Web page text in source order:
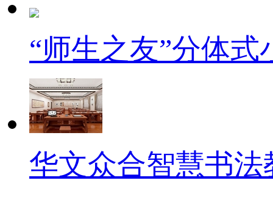
“师生之友”分体
华文众合智慧书法